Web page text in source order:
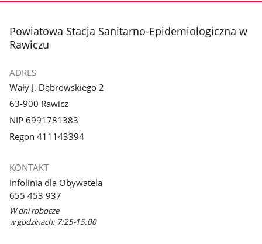
stopka
Powiatowa Stacja Sanitarno-Epidemiologiczna w
Rawiczu
ADRES
Wały J. Dąbrowskiego 2
63-900 Rawicz
NIP 6991781383
Regon 411143394
KONTAKT
Infolinia dla Obywatela
655 453 937
W dni robocze
w godzinach: 7:25-15:00